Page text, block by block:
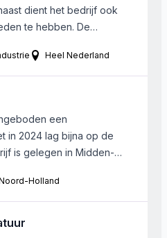
dient het bedrijf ook
te hebben. De
15 FTE. De ondernemers
met een
(tijdelijke) samenwerking
Heel Nederland
een
in 2024 lag bijna op de
is gelegen in Midden-
wordt gebruik
conventionele materialen
Holland